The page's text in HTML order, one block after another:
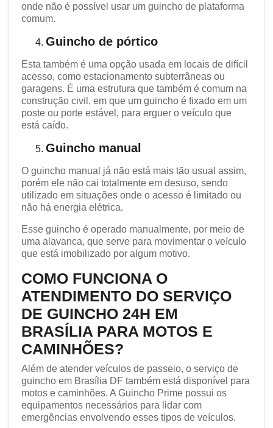
onde não é possível usar um guincho de plataforma
comum.
Guincho de pórtico
Esta também é uma opção usada em locais de difícil
acesso, como estacionamento subterrâneas ou
garagens. É uma estrutura que também é comum na
construção civil, em que um guincho é fixado em um
poste ou porte estável, para erguer o veículo que
está caído.
Guincho manual
O guincho manual já não está mais tão usual assim,
porém ele não cai totalmente em desuso, sendo
utilizado em situações onde o acesso é limitado ou
não há energia elétrica.
Esse guincho é operado manualmente, por meio de
uma alavanca, que serve para movimentar o veículo
que está imobilizado por algum motivo.
COMO FUNCIONA O
ATENDIMENTO DO SERVIÇO
DE GUINCHO 24H EM
BRASÍLIA PARA MOTOS E
CAMINHÕES?
Além de atender veículos de passeio, o serviço de
guincho em Brasília DF também está disponível para
motos e caminhões. A Guincho Prime possui os
equipamentos necessários para lidar com
emergências envolvendo esses tipos de veículos.